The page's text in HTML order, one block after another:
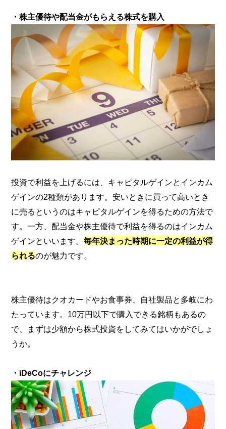
・株主優待や配当金がもらえる株式を購入
投資で利益を上げるには、キャピタルゲインとインカム
ゲインの2種類があります。安いときに買って高いとき
に売るというのはキャピタルゲインを得るための方法で
す。一方、配当金や株主優待で利益を得るのはインカム
ゲインといいます。毎年決まった時期に一定の利益が得
られるのが魅力です。
株主優待はクオカードやお食事券、自社製品と多岐にわ
たっています。10万円以下で購入できる銘柄もあるの
で、まずは少額から株式投資をしてみてはいかがでしょ
うか。
・iDeCoにチャレンジ